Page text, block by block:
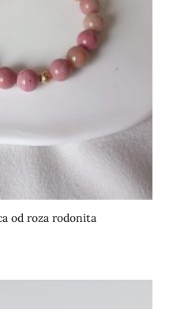
od roza rodonita